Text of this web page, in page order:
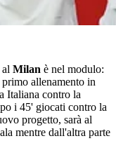
Milan è nel modulo:
allenamento in
Italiana contro la
i 45' giocati contro la
progetto, sarà al
mentre dall'altra parte